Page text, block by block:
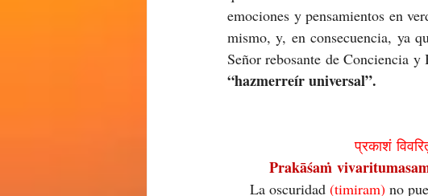
emociones y pensamientos en
mismo, y, en consecuencia, ya
“hazmerreír universal”.
प्रकाशं
Prakāśaṁ
La oscuridad (timiram) no